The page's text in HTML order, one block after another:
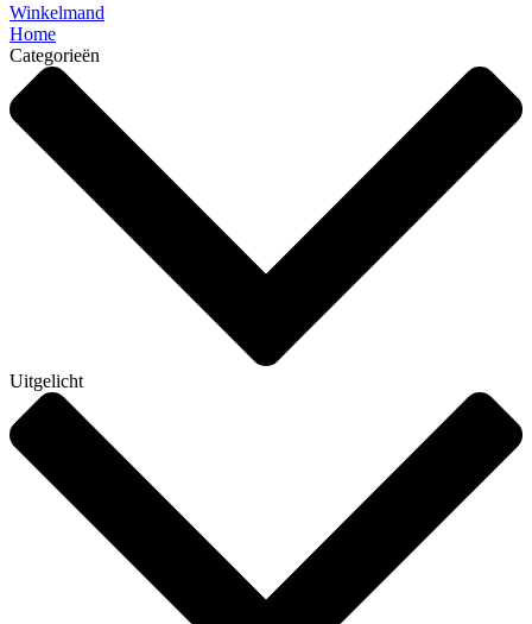
Winkelmand
Home
Categorieën
Uitgelicht